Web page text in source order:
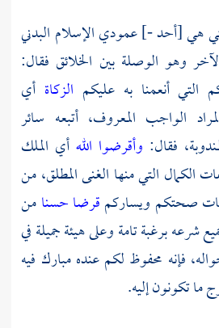
هي [أحد -] عمودي الإسلام البدني
الآخر وهو الوصلة بين الخلائق فقال:
أنعمنا به عليكم الزكاة أي
الواجب المعروف، أتبعه سائر
فقال: وأقرضوا الله أي الملك
الكمال التي منها الغنى المطلق، من
صحتكم ويساركمقرضا حسنامن
شرعه برغبة تامة وعلى هيئة جميلة في
فإنه محفوظ لكم عنده مبارك فيه
ما تكونون إليه.